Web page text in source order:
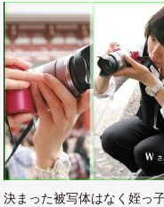
決まった被写体はなく姪っ